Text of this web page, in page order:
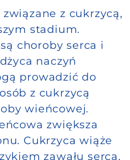
z cukrzycą,
stadium.
choroby serca i
naczyń
prowadzić do
z cukrzycą
wieńcowej.
zwiększa
Cukrzyca wiąże
zawału serca.